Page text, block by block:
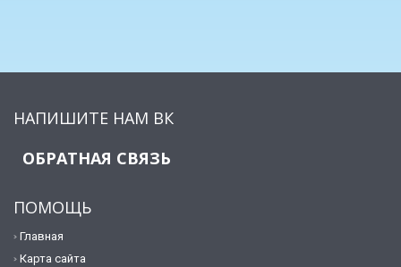
НАПИШИТЕ НАМ ВК
ОБРАТНАЯ СВЯЗЬ
ПОМОЩЬ
Главная
Карта сайта